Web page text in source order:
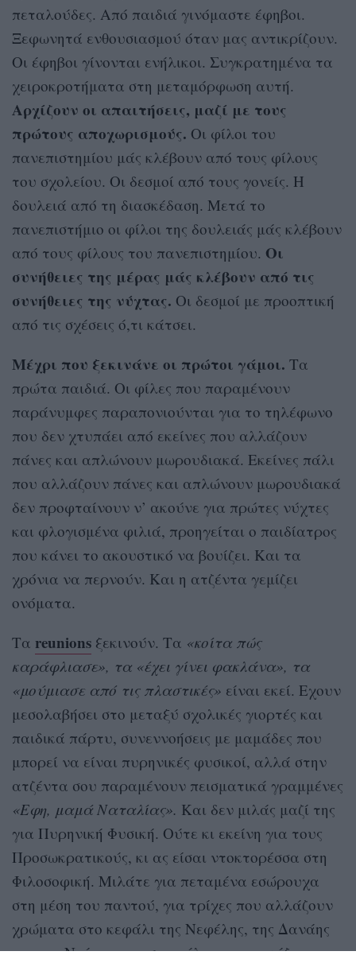
πεταλούδες. Από παιδιά γινόμαστε έφηβοι.
Ξεφωνητά ενθουσιασμού όταν μας αντικρίζουν.
Οι έφηβοι γίνονται ενήλικοι. Συγκρατημένα τα
χειροκροτήματα στη μεταμόρφωση αυτή.
Αρχίζουν οι απαιτήσεις, μαζί με τους
πρώτους αποχωρισμούς. Οι φίλοι του
πανεπιστημίου μάς κλέβουν από τους φίλους
του σχολείου. Οι δεσμοί από τους γονείς. Η
δουλειά από τη διασκέδαση. Μετά το
πανεπιστήμιο οι φίλοι της δουλειάς μάς κλέβουν
από τους φίλους του πανεπιστημίου. Οι
συνήθειες της μέρας μάς κλέβουν από τις
συνήθειες της νύχτας. Οι δεσμοί με προοπτική
από τις σχέσεις ό,τι κάτσει.
Μέχρι που ξεκινάνε οι πρώτοι γάμοι. Τα
πρώτα παιδιά. Οι φίλες που παραμένουν
παράνυμφες παραπονιούνται για το τηλέφωνο
που δεν χτυπάει από εκείνες που αλλάζουν
πάνες και απλώνουν μωρουδιακά. Εκείνες πάλι
που αλλάζουν πάνες και απλώνουν μωρουδιακά
δεν προφταίνουν ν’ ακούνε για πρώτες νύχτες
και φλογισμένα φιλιά, προηγείται ο παιδίατρος
που κάνει το ακουστικό να βουίζει. Και τα
χρόνια να περνούν. Και η ατζέντα γεμίζει
ονόματα.
Τα reunions ξεκινούν. Τα «κοίτα πώς
καράφλιασε», τα «έχει γίνει φακλάνα», τα
«μούμιασε από τις πλαστικές» είναι εκεί. Eχουν
μεσολαβήσει στο μεταξύ σχολικές γιορτές και
παιδικά πάρτυ, συνεννοήσεις με μαμάδες που
μπορεί να είναι πυρηνικές φυσικοί, αλλά στην
ατζέντα σου παραμένουν πεισματικά γραμμένες
«Εφη, μαμά Ναταλίας». Και δεν μιλάς μαζί της
για Πυρηνική Φυσική. Ούτε κι εκείνη για τους
Προσωκρατικούς, κι ας είσαι ντοκτορέσσα στη
Φιλοσοφική. Μιλάτε για πεταμένα εσώρουχα
στη μέση του παντού, για τρίχες που αλλάζουν
χρώματα στο κεφάλι της Νεφέλης, της Δανάης
και της Ντέμης, για σεπτρίλ και τατουάζ, για το